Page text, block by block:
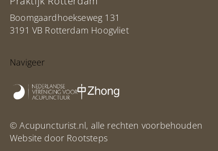
Boomgaardhoekseweg 131
3191 VB Rotterdam Hoogvliet
Navigeer
© Acupuncturist.nl, alle rechten voorbehouden
Website door Rootsteps